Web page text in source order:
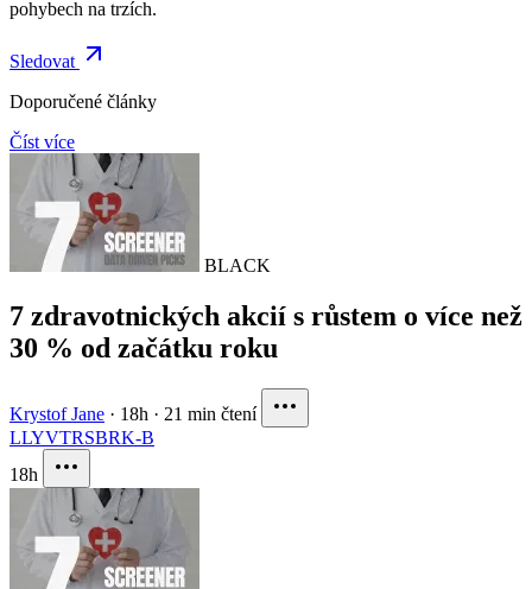
pohybech na trzích.
Sledovat
Doporučené články
Číst více
BLACK
7 zdravotnických akcií s růstem o více než
30 % od začátku roku
Krystof Jane · 18h · 21 min čtení
LLYVTRSBRK-B
18h